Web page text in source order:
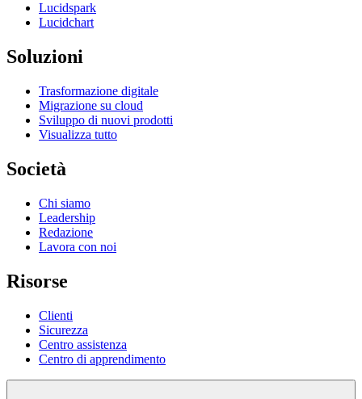
Lucidspark
Lucidchart
Soluzioni
Trasformazione digitale
Migrazione su cloud
Sviluppo di nuovi prodotti
Visualizza tutto
Società
Chi siamo
Leadership
Redazione
Lavora con noi
Risorse
Clienti
Sicurezza
Centro assistenza
Centro di apprendimento